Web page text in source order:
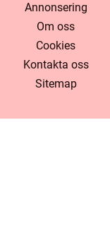
Annonsering
Om oss
Cookies
Kontakta oss
Sitemap